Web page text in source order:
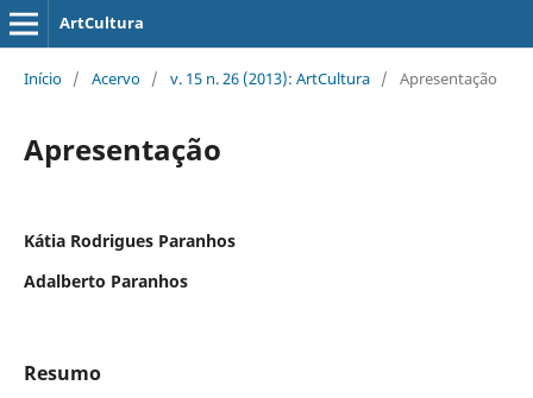
ArtCultura
Início / Acervo / v. 15 n. 26 (2013): ArtCultura / Apresentação
Apresentação
Kátia Rodrigues Paranhos
Adalberto Paranhos
Resumo